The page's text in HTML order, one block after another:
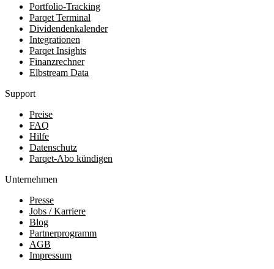
Portfolio-Tracking
Parqet Terminal
Dividendenkalender
Integrationen
Parqet Insights
Finanzrechner
Elbstream Data
Support
Preise
FAQ
Hilfe
Datenschutz
Parqet-Abo kündigen
Unternehmen
Presse
Jobs / Karriere
Blog
Partnerprogramm
AGB
Impressum